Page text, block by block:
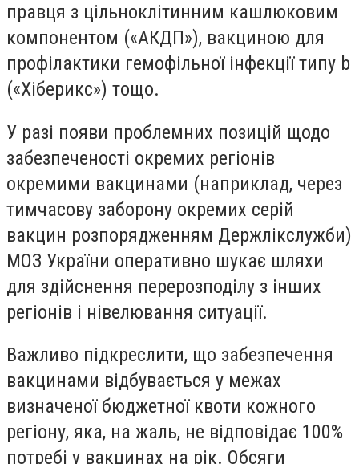
правця з цільноклітинним кашлюковим
компонентом («АКДП»), вакциною для
профілактики гемофільної інфекції типу b
(«Хіберикс») тощо.
У разі появи проблемних позицій щодо
забезпеченості окремих регіонів
окремими вакцинами (наприклад, через
тимчасову заборону окремих серій
вакцин розпорядженням Держлікслужби)
МОЗ України оперативно шукає шляхи
для здійснення перерозподілу з інших
регіонів і нівелювання ситуації.
Важливо підкреслити, що забезпечення
вакцинами відбувається у межах
визначеної бюджетної квоти кожного
регіону, яка, на жаль, не відповідає 100%
потребі у вакцинах на рік. Обсяги